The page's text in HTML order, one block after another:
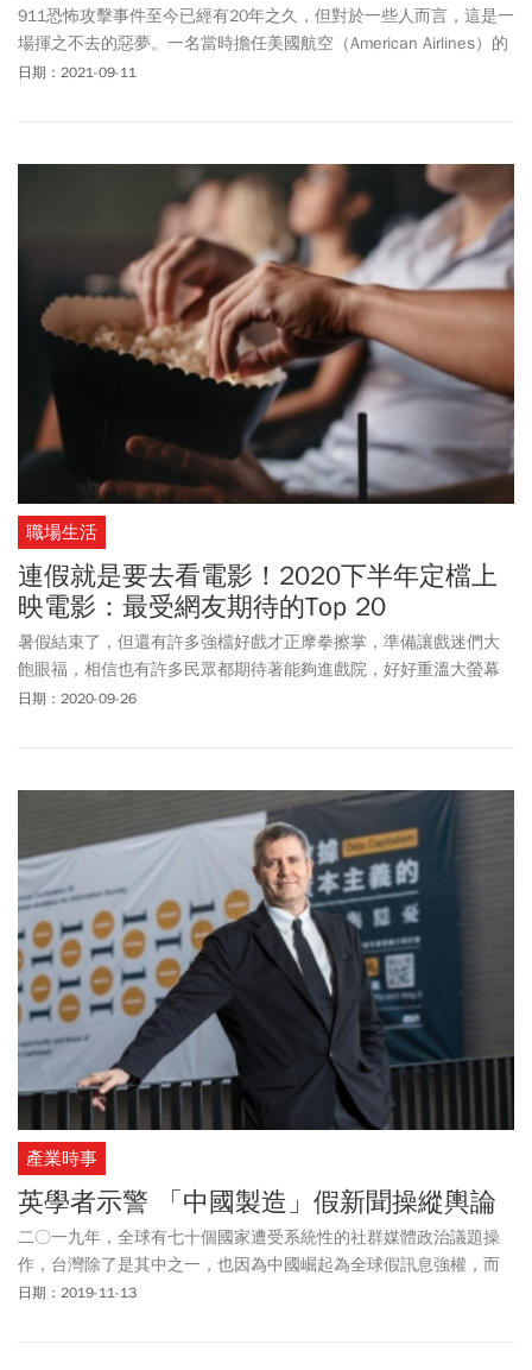
911恐怖攻擊事件至今已經有20年之久，但對於一些人而言，這是一
場揮之不去的惡夢。一名當時擔任美國航空（American Airlines）的
地勤人員艾力克斯（Vaughn Allex），就因為放行了
日期：2021-09-11
職場生活
連假就是要去看電影！2020下半年定檔上
映電影：最受網友期待的Top 20
暑假結束了，但還有許多強檔好戲才正摩拳擦掌，準備讓戲迷們大
飽眼福，相信也有許多民眾都期待著能夠進戲院，好好重溫大螢幕
帶來的感動與震撼！今天小編就要來介紹今年度即將上映的電影，
日期：2020-09-26
產業時事
英學者示警 「中國製造」假新聞操縱輿論
二〇一九年，全球有七十個國家遭受系統性的社群媒體政治議題操
作，台灣除了是其中之一，也因為中國崛起為全球假訊息強權，而
更受國際重視。
日期：2019-11-13